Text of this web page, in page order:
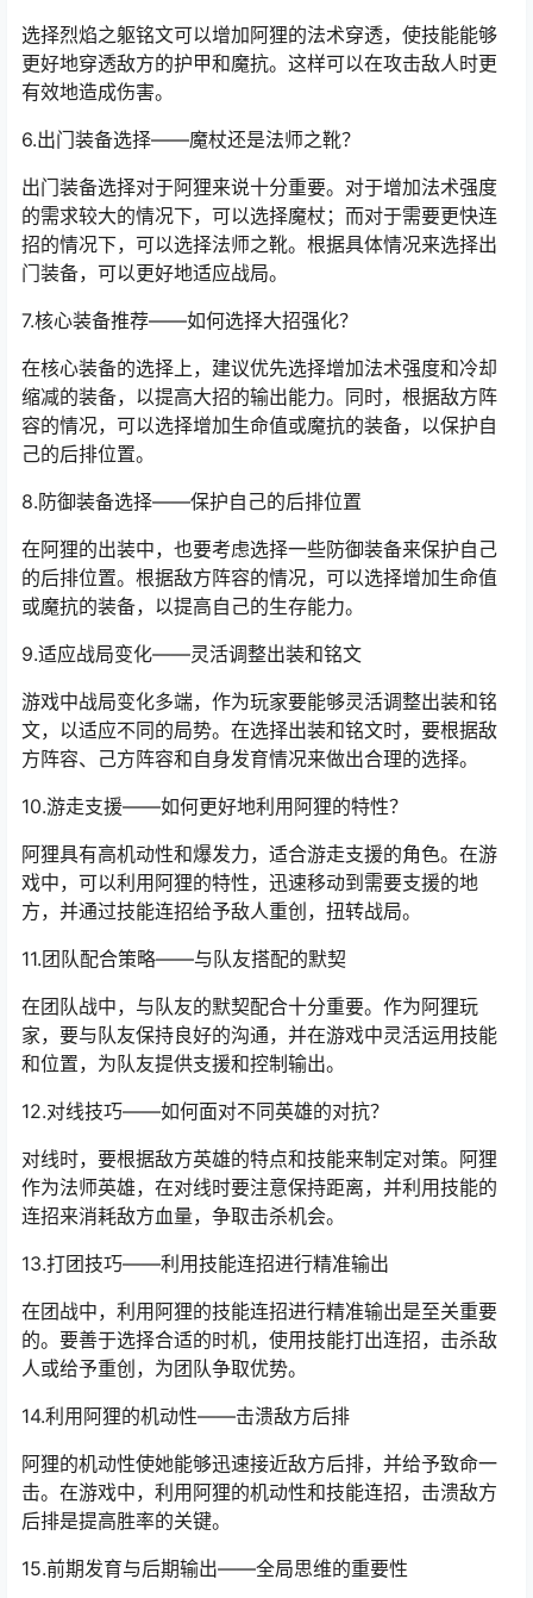
选择烈焰之躯铭文可以增加阿狸的法术穿透，使技能能够
更好地穿透敌方的护甲和魔抗。这样可以在攻击敌人时更
有效地造成伤害。
6.出门装备选择——魔杖还是法师之靴？
出门装备选择对于阿狸来说十分重要。对于增加法术强度
的需求较大的情况下，可以选择魔杖；而对于需要更快连
招的情况下，可以选择法师之靴。根据具体情况来选择出
门装备，可以更好地适应战局。
7.核心装备推荐——如何选择大招强化？
在核心装备的选择上，建议优先选择增加法术强度和冷却
缩减的装备，以提高大招的输出能力。同时，根据敌方阵
容的情况，可以选择增加生命值或魔抗的装备，以保护自
己的后排位置。
8.防御装备选择——保护自己的后排位置
在阿狸的出装中，也要考虑选择一些防御装备来保护自己
的后排位置。根据敌方阵容的情况，可以选择增加生命值
或魔抗的装备，以提高自己的生存能力。
9.适应战局变化——灵活调整出装和铭文
游戏中战局变化多端，作为玩家要能够灵活调整出装和铭
文，以适应不同的局势。在选择出装和铭文时，要根据敌
方阵容、己方阵容和自身发育情况来做出合理的选择。
10.游走支援——如何更好地利用阿狸的特性？
阿狸具有高机动性和爆发力，适合游走支援的角色。在游
戏中，可以利用阿狸的特性，迅速移动到需要支援的地
方，并通过技能连招给予敌人重创，扭转战局。
11.团队配合策略——与队友搭配的默契
在团队战中，与队友的默契配合十分重要。作为阿狸玩
家，要与队友保持良好的沟通，并在游戏中灵活运用技能
和位置，为队友提供支援和控制输出。
12.对线技巧——如何面对不同英雄的对抗？
对线时，要根据敌方英雄的特点和技能来制定对策。阿狸
作为法师英雄，在对线时要注意保持距离，并利用技能的
连招来消耗敌方血量，争取击杀机会。
13.打团技巧——利用技能连招进行精准输出
在团战中，利用阿狸的技能连招进行精准输出是至关重要
的。要善于选择合适的时机，使用技能打出连招，击杀敌
人或给予重创，为团队争取优势。
14.利用阿狸的机动性——击溃敌方后排
阿狸的机动性使她能够迅速接近敌方后排，并给予致命一
击。在游戏中，利用阿狸的机动性和技能连招，击溃敌方
后排是提高胜率的关键。
15.前期发育与后期输出——全局思维的重要性